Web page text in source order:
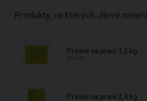
Produkty, ve kterých Jílové
Prášek na praní 1,2 kg
Prášek na praní 2,4 kg